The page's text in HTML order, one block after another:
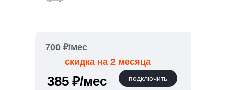
подключить
385 ₽/мес
700 ₽/мес
скидка на 2 месяца